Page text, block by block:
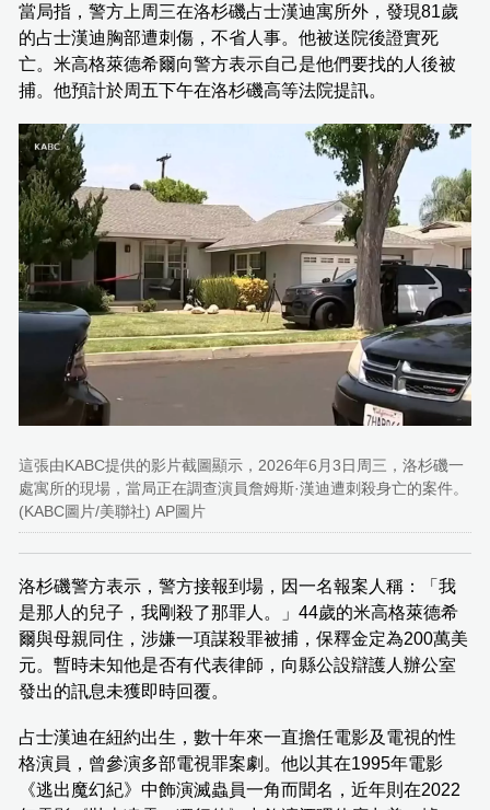
當局指，警方上周三在洛杉磯占士漢迪寓所外，發現81歲
的占士漢迪胸部遭刺傷，不省人事。他被送院後證實死
亡。米高格萊德希爾向警方表示自己是他們要找的人後被
捕。他預計於周五下午在洛杉磯高等法院提訊。
這張由KABC提供的影片截圖顯示，2026年6月3日周三，洛杉磯一
處寓所的現場，當局正在調查演員詹姆斯·漢迪遭刺殺身亡的案件。
(KABC圖片/美聯社) AP圖片
洛杉磯警方表示，警方接報到場，因一名報案人稱：「我
是那人的兒子，我剛殺了那罪人。」44歲的米高格萊德希
爾與母親同住，涉嫌一項謀殺罪被捕，保釋金定為200萬美
元。暫時未知他是否有代表律師，向縣公設辯護人辦公室
發出的訊息未獲即時回覆。
占士漢迪在紐約出生，數十年來一直擔任電影及電視的性
格演員，曾參演多部電視罪案劇。他以其在1995年電影
《逃出魔幻紀》中飾演滅蟲員一角而聞名，近年則在2022